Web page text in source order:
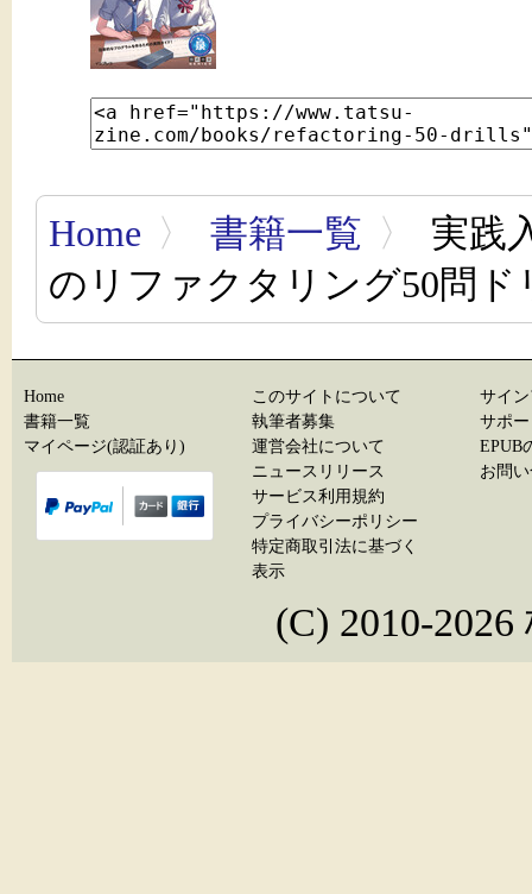
Home 〉 書籍一覧 〉
実践
のリファクタリング50問ド
Home
書籍一覧
マイページ(認証あり)
このサイトについて
執筆者募集
運営会社について
ニュースリリース
サービス利用規約
プライバシーポリシー
特定商取引法に基づく
表示
サイ
サポ
EPUB
お問
(C) 2010-